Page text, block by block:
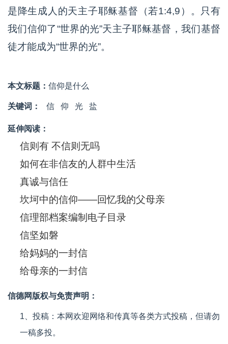
是降生成人的天主子耶稣基督（若1:4,9）。只有
我们信仰了“世界的光”天主子耶稣基督，我们基督
徒才能成为“世界的光”。
本文标题： 信仰是什么
关键词： 信 仰 光 盐
延伸阅读：
信则有 不信则无吗
如何在非信友的人群中生活
真诚与信任
坎坷中的信仰——回忆我的父母亲
信理部档案编制电子目录
信坚如磐
给妈妈的一封信
给母亲的一封信
信德网版权与免责声明：
1、投稿：本网欢迎网络和传真等各类方式投稿，但请勿
一稿多投。